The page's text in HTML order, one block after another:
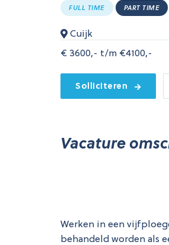
FULL TIME PART TIME
Cuijk
€ 3600,- t/m €4100,-
Solliciteren
Vacature
Werken in een
behandeld worden als